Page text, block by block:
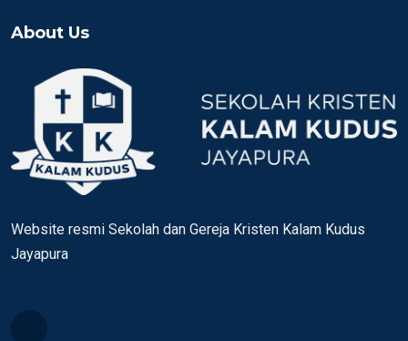
About Us
Website resmi Sekolah dan Gereja Kristen Kalam Kudus
Jayapura